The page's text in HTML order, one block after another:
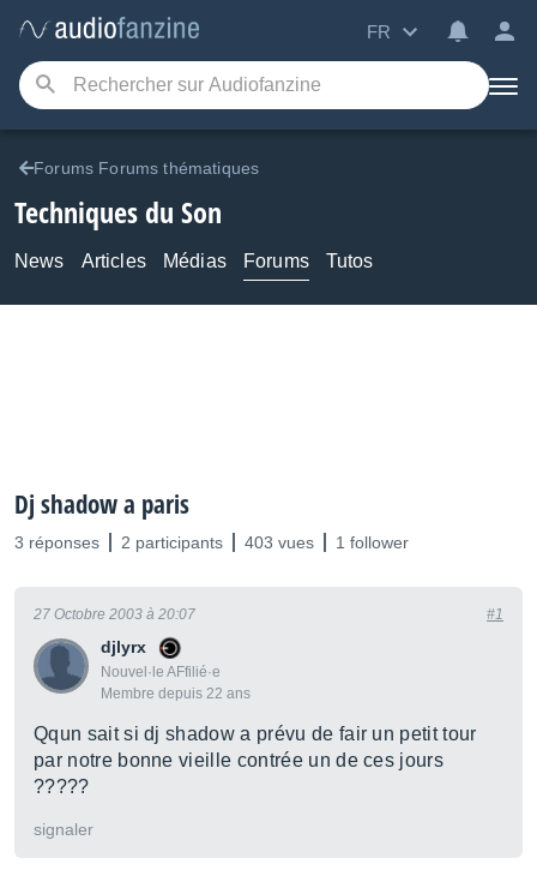
FR
Forums Forums thématiques
Techniques du Son
News Articles Médias Forums Tutos
Dj shadow a paris
3 réponses 2 participants 403 vues 1 follower
djlyrx
Nouvel·le AFfilié·e
Membre depuis 22 ans
27 Octobre 2003 à 20:07 #1
Qqun sait si dj shadow a prévu de fair un petit tour
par notre bonne vieille contrée un de ces jours
?????
signaler